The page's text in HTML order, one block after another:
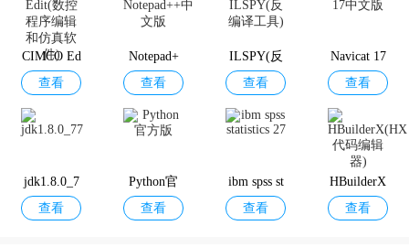
CIMCO Ed
it(数控程
序编辑和
仿真软件)
查看
Notepad+
+中文版
查看
ILSPY(反
编译工具)
查看
Navicat 17
中文版
查看
jdk1.8.0_7
7
查看
Python官
方版
查看
ibm spss st
atistics 27
查看
HBuilderX
(HX代码
查看